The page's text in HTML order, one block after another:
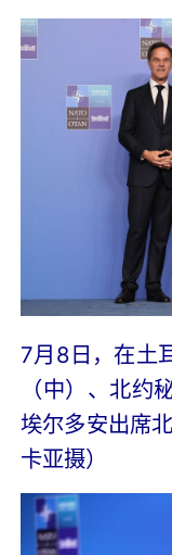
7月8日，在土
（中）、北
埃尔多安出席
卡亚摄）